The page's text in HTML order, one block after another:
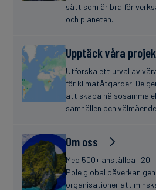
sätt som är bra för
och planeten.
Upptäck våra
Utforska ett urval av
för klimatåtgärder. De
att skapa hälsosamma
samhällen och
Om oss
Med 500+ anställda i
Pole global påverkan
organisationer att